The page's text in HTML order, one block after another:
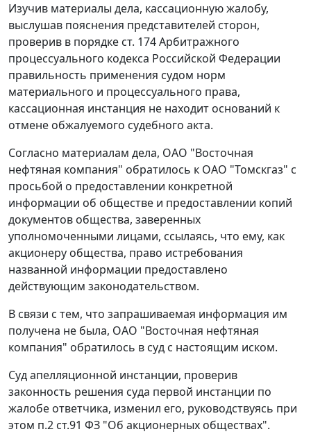
Изучив материалы дела, кассационную жалобу,
выслушав пояснения представителей сторон,
проверив в порядке ст. 174Арбитражного
процессуального кодекса Российской Федерации
правильность применения судом норм
материального и процессуального права,
кассационная инстанция не находит оснований к
отмене обжалуемого судебного акта.
Согласно материалам дела, ОАО "Восточная
нефтяная компания" обратилось к ОАО "Томскгаз" с
просьбой о предоставлении конкретной
информации об обществе и предоставлении копий
документов общества, заверенных
уполномоченными лицами, ссылаясь, что ему, как
акционеру общества, право истребования
названной информации предоставлено
действующим законодательством.
В связи с тем, что запрашиваемая информация им
получена не была, ОАО "Восточная нефтяная
компания" обратилось в суд с настоящим иском.
Суд апелляционной инстанции, проверив
законность решения суда первой инстанции по
жалобе ответчика, изменил его, руководствуясь при
этом п.2 ст.91 ФЗ "Об акционерных обществах".